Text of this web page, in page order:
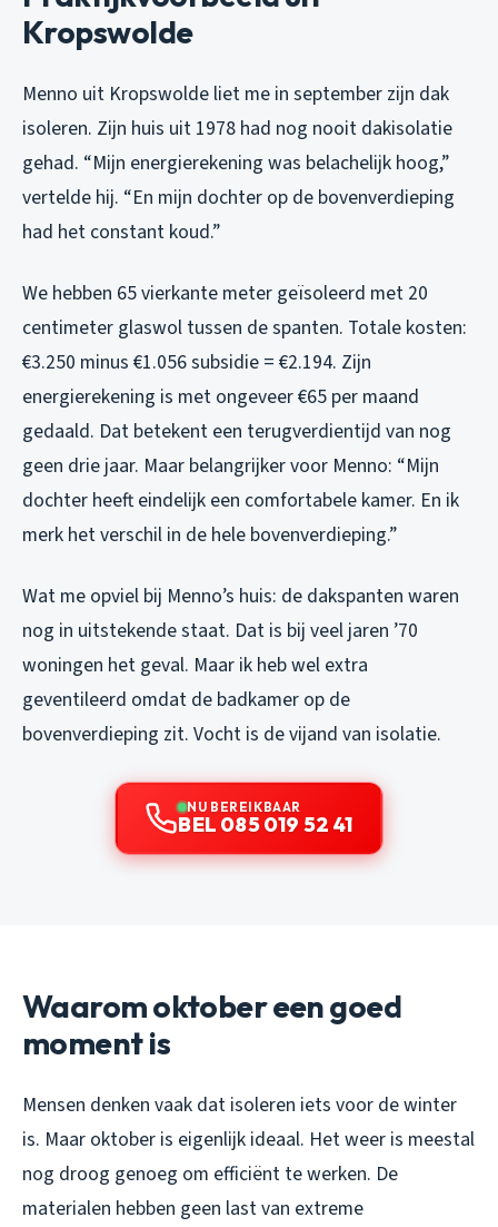
Kropswolde
Menno uit Kropswolde liet me in september zijn dak
isoleren. Zijn huis uit 1978 had nog nooit dakisolatie
gehad. “Mijn energierekening was belachelijk hoog,”
vertelde hij. “En mijn dochter op de bovenverdieping
had het constant koud.”
We hebben 65 vierkante meter geïsoleerd met 20
centimeter glaswol tussen de spanten. Totale kosten:
€3.250 minus €1.056 subsidie = €2.194. Zijn
energierekening is met ongeveer €65 per maand
gedaald. Dat betekent een terugverdientijd van nog
geen drie jaar. Maar belangrijker voor Menno: “Mijn
dochter heeft eindelijk een comfortabele kamer. En ik
merk het verschil in de hele bovenverdieping.”
Wat me opviel bij Menno’s huis: de dakspanten waren
nog in uitstekende staat. Dat is bij veel jaren ’70
woningen het geval. Maar ik heb wel extra
geventileerd omdat de badkamer op de
bovenverdieping zit. Vocht is de vijand van isolatie.
NU BEREIKBAAR
BEL 085 019 52 41
Waarom oktober een goed
moment is
Mensen denken vaak dat isoleren iets voor de winter
is. Maar oktober is eigenlijk ideaal. Het weer is meestal
nog droog genoeg om efficiënt te werken. De
materialen hebben geen last van extreme